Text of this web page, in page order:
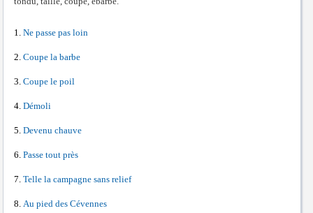
Ne passe pas loin
Coupe la barbe
Coupe le poil
Démoli
Devenu chauve
Passe tout près
Telle la campagne sans relief
Au pied des Cévennes